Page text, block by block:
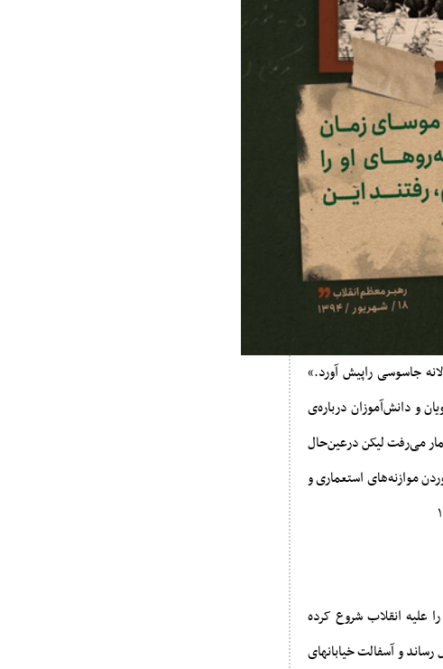
جاسوسی راپیش آورد.»
و دانش‌آموزان‌ درباره‌ی‌
می‌رفت‌ لیکن‌ درعین‌حال‌
موازنه‌های‌ استعماری‌ و
علیه انقلاب شروع کرده
به قتل رساند و آسفالت خیابانهای